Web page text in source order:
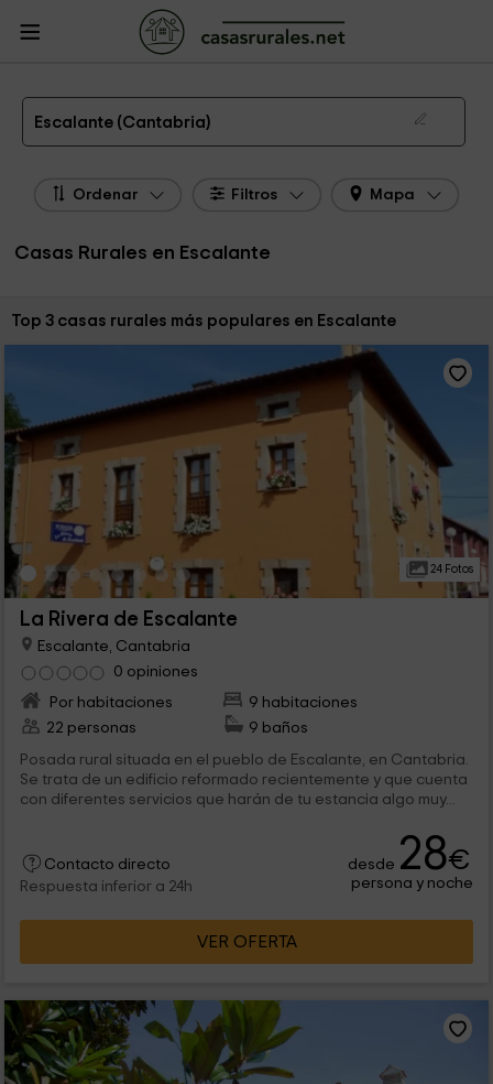
Casas Rurales
Escalante
Las 3 mejores casas rurales en Escalante de 2026
Escalante (Cantabria)
Ordenar Filtros Mapa
Casas Rurales en Escalante
Ordenar por:
Top 3 casas rurales más populares en Escalante
24 Fotos
La Rivera de Escalante
Escalante, Cantabria
0 opiniones
Por habitaciones
9 habitaciones
22 personas
9 baños
Posada rural situada en el pueblo de Escalante, en Cantabria.
Se trata de un edificio reformado recientemente y que cuenta
con diferentes servicios que harán de tu estancia algo muy...
Contacto directo
Respuesta inferior a 24h
desde 28€
persona y noche
VER OFERTA